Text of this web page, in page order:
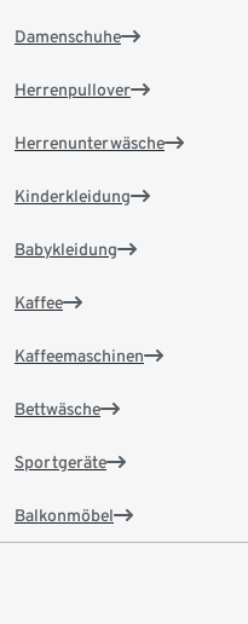
Damenschuhe
Herrenpullover
Herrenunterwäsche
Kinderkleidung
Babykleidung
Kaffee
Kaffeemaschinen
Bettwäsche
Sportgeräte
Balkonmöbel